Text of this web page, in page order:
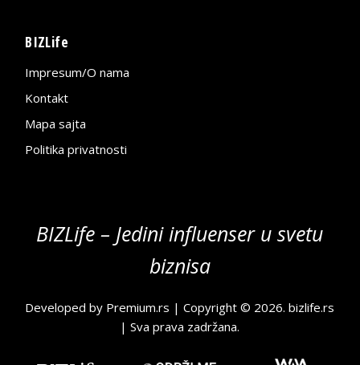
BIZLife
Impresum/O nama
Kontakt
Mapa sajta
Politika privatnosti
BIZLife – Jedini influenser u svetu
biznisa
Developed by Premium.rs | Copyright © 2026.bizlife.rs
| Sva prava zadržana.